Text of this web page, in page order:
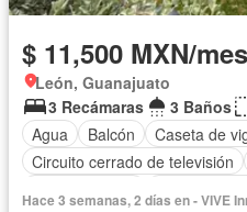
$ 11,500 MXN/mes
León, Guanajuato
3 Recámaras
3 Baños
Agua
Balcón
Caseta de
Circuito cerrado de televisión
Hace 3 semanas, 2 días en - VIVE